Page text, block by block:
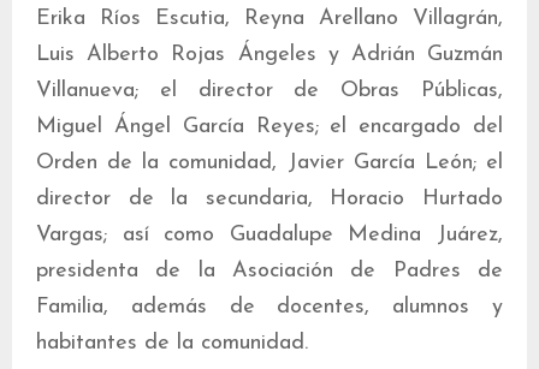
Erika Ríos Escutia, Reyna Arellano Villagrán,
Luis Alberto Rojas Ángeles y Adrián Guzmán
Villanueva; el director de Obras Públicas,
Miguel Ángel García Reyes; el encargado del
Orden de la comunidad, Javier García León; el
director de la secundaria, Horacio Hurtado
Vargas; así como Guadalupe Medina Juárez,
presidenta de la Asociación de Padres de
Familia, además de docentes, alumnos y
habitantes de la comunidad.